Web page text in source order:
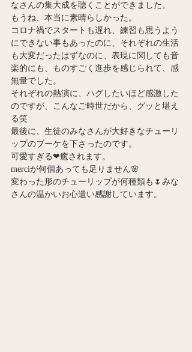
なさんの集大成を聴くことができました。
もうね、本当に素晴らしかった。
コロナ禍でスタートも遅れ、練習も思うよう
にできない事もあったのに、それぞれの生活
も大変だったはずなのに、表現に関しても音
楽的にも、ものすごく進歩を感じられて、感
無量でした。
それぞれの熱演に、ハグしたいほど感激した
のですが、こんなご時世だから、グッと堪え
る笑
最後に、生徒のみなさんが大好きなチューリ
ップのブーケを下さったのです。
可愛すぎる❤︎癒されます。
merciが何個あっても足りません🌸
変わった形のチューリップが何種類も🌷みな
さんの温かいお心遣い感謝しています。